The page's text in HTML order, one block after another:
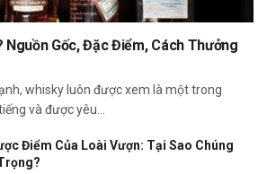
Nguồn Gốc, Đặc Điểm, Cách Thưởng
whisky luôn được xem là một trong
và được yêu...
Điểm Của Loài Vượn: Tại Sao Chúng